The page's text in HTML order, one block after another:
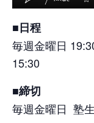
■日程
毎週金曜日
15:30
■締切
毎週金曜日 塾